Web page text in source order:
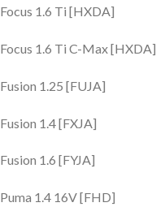
Focus 1.6 Ti [HXDA]
Focus 1.6 Ti C-Max [HXDA]
Fusion 1.25 [FUJA]
Fusion 1.4 [FXJA]
Fusion 1.6 [FYJA]
Puma 1.4 16V [FHD]